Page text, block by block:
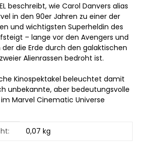
beschreibt, wie Carol Danvers alias
in den 90er Jahren zu einer der
und wichtigsten Superheldin des
– lange vor den Avengers und
der die Erde durch den galaktischen
Alienrassen bedroht ist.
Kinospektakel beleuchtet damit
unbekannte, aber bedeutungsvolle
im Marvel Cinematic Universe
0,07 kg